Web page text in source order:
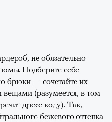
не обязательно
Подберите себе
брюки — сочетайте их
(разумеется, в том
дресс-коду). Так,
бежевого оттенка